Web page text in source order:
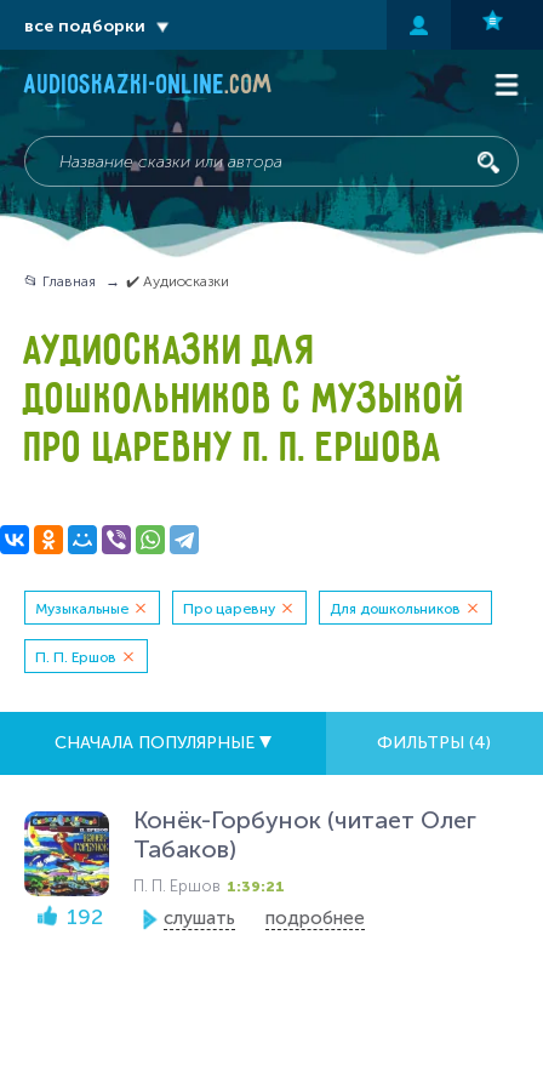
audioskazki-online.com
📂 Главная ✔️ Аудиосказки
АУДИОСКАЗКИ ДЛЯ
ДОШКОЛЬНИКОВ С МУЗЫКОЙ
ПРО ЦАРЕВНУ П. П. ЕРШОВА
Музыкальные Про царевну Для дошкольников
П. П. Ершов
СНАЧАЛА ПОПУЛЯРНЫЕ ФИЛЬТРЫ (4)
192
Конёк-Горбунок (читает Олег
Табаков)
П. П. Ершов 1:39:21
слушать подробнее
все подборки